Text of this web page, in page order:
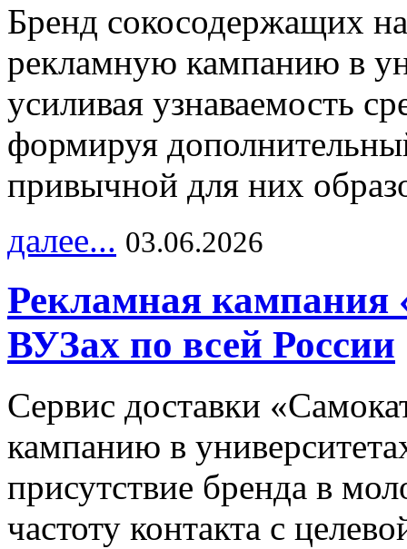
Бренд сокосодержащих
рекламную кампанию в
усиливая узнаваемость
формируя
привычной для них
далее... 03.06.2026
Рекламная кампания
ВУЗах по всей России
Сервис доставки
кампанию в
присутствие бренда в
частоту контакта с